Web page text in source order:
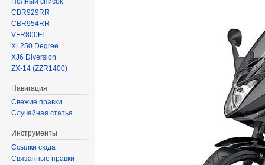
CBR929RR
CBR954RR
VFR800FI
XL250 Degree
XJ6 Diversion
ZX-14 (ZZR1400)
Навигация
Свежие правки
Случайная статья
Инструменты
Ссылки сюда
Связанные правки